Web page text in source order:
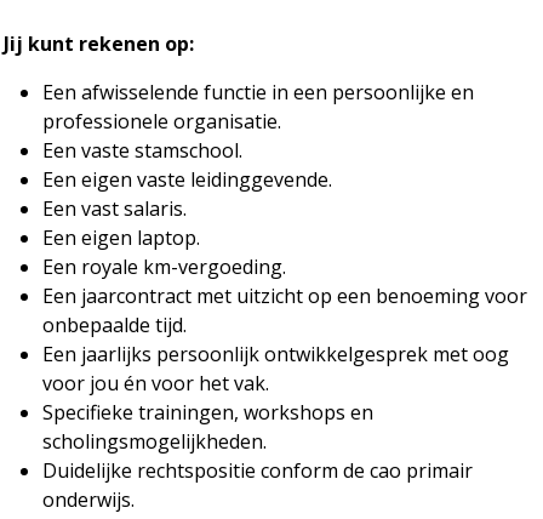
Jij kunt rekenen op:
Een afwisselende functie in een persoonlijke en
professionele organisatie.
Een vaste stamschool.
Een eigen vaste leidinggevende.
Een vast salaris.
Een eigen laptop.
Een royale km-vergoeding.
Een jaarcontract met uitzicht op een benoeming voor
onbepaalde tijd.
Een jaarlijks persoonlijk ontwikkelgesprek met oog
voor jou én voor het vak.
Specifieke trainingen, workshops en
scholingsmogelijkheden.
Duidelijke rechtspositie conform de cao primair
onderwijs.